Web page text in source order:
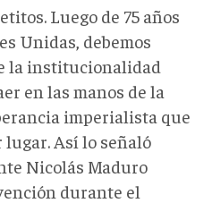
Luego de 75 años
Unidas, debemos
la institucionalidad
en las manos de la
imperialista que
Así lo señaló
Nicolás Maduro
durante el